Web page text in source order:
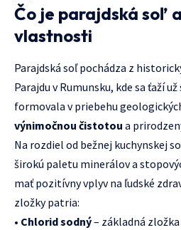
Čo je parajdská soľ
vlastnosti
Parajdská soľ pochádza z
Parajdu v Rumunsku, kde sa ťaží
formovala v priebehu
výnimočnou čistotou a
Na rozdiel od bežnej kuchynskej
širokú paletu minerálov a
mať pozitívny vplyv na ľudské
zložky patria:
• Chlorid sodný– základná